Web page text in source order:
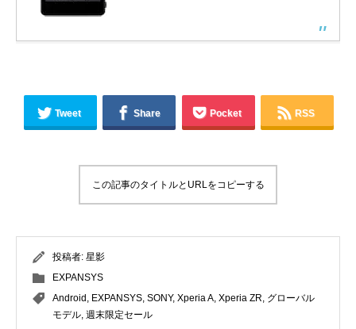
Tweet Share Pocket RSS
この記事のタイトルとURLをコピーする
投稿者: 星影
EXPANSYS
Android , EXPANSYS, SONY, Xperia A, Xperia ZR, グローバル
モデル, 週末限定セール